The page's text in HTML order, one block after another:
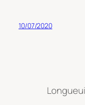
10/07/2020